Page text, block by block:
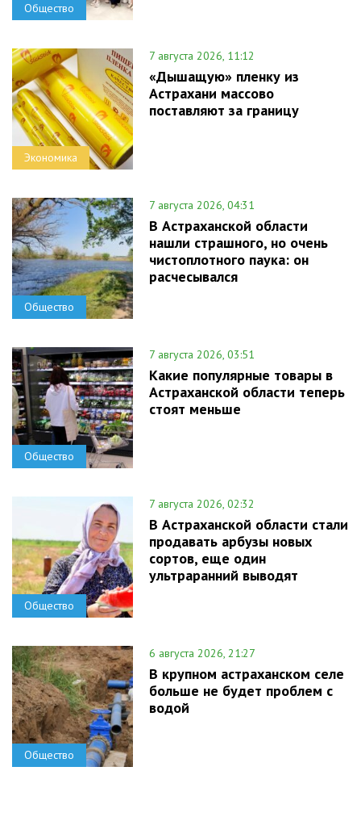
Общество
Экономика
7 августа 2026, 11:12
«Дышащую» пленку из
Астрахани массово
поставляют за границу
Общество
7 августа 2026, 04:31
В Астраханской области
нашли страшного, но очень
чистоплотного паука: он
расчесывался
Общество
7 августа 2026, 03:51
Какие популярные товары в
Астраханской области теперь
стоят меньше
Общество
7 августа 2026, 02:32
В Астраханской области стали
продавать арбузы новых
сортов, еще один
ультраранний выводят
Общество
6 августа 2026, 21:27
В крупном астраханском селе
больше не будет проблем с
водой